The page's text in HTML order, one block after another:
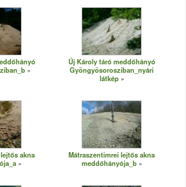
Új Károly táró meddőhányó
Gyöngyösorosziban_nyári
látkép
akna
Mátraszentimrei lejtős akna
meddőhányója_b